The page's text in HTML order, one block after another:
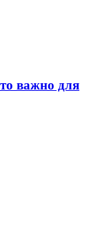
важно для